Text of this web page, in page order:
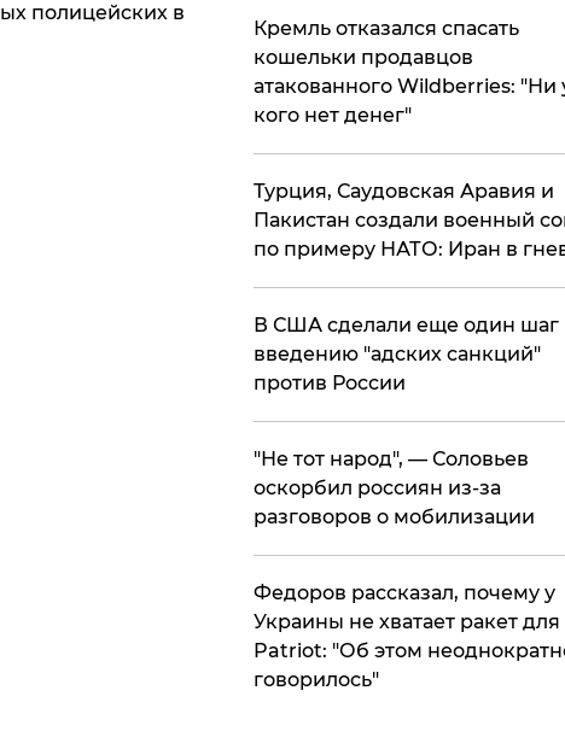
полицейских в
Кремль отказался спасать
кошельки продавцов
атакованного Wildberries: "Ни
кого нет денег"
Турция, Саудовская Аравия и
Пакистан создали военный
по примеру НАТО: Иран в
В США сделали еще один шаг
введению "адских санкций"
против России
​"Не тот народ", — Соловьев
оскорбил россиян из-за
разговоров о мобилизации
Федоров рассказал, почему у
Украины не хватает ракет
Patriot: "Об этом
говорилось"